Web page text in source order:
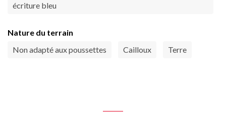
écriture bleu
Nature du terrain
Non adapté aux poussettes
Cailloux Terre